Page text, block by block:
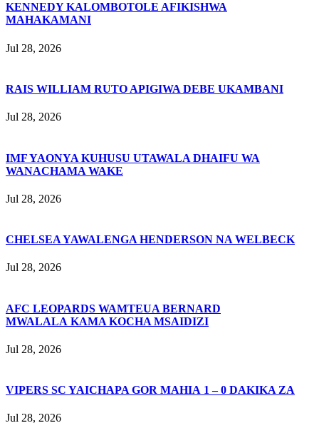
KENNEDY KALOMBOTOLE AFIKISHWA
MAHAKAMANI
Jul 28, 2026
RAIS WILLIAM RUTO APIGIWA DEBE UKAMBANI
Jul 28, 2026
IMF YAONYA KUHUSU UTAWALA DHAIFU WA
WANACHAMA WAKE
Jul 28, 2026
CHELSEA YAWALENGA HENDERSON NA WELBECK
Jul 28, 2026
AFC LEOPARDS WAMTEUA BERNARD
MWALALA KAMA KOCHA MSAIDIZI
Jul 28, 2026
VIPERS SC YAICHAPA GOR MAHIA 1 – 0 DAKIKA ZA
Jul 28, 2026